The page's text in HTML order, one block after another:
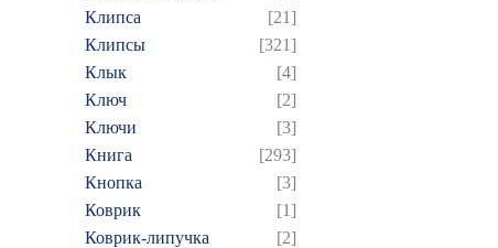
Клипса
[21]
Клипсы
[321]
Клык
[4]
Ключ
[2]
Ключи
[3]
Книга
[293]
Кнопка
[3]
Коврик
[1]
Коврик-липучка
[2]